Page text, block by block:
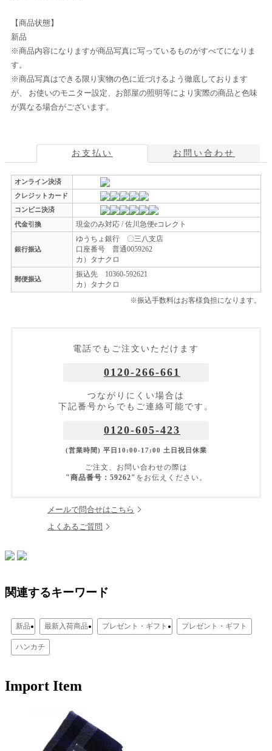
【商品状態】
新品
※商品内容になりますが商品写真に写っているものがすべてになりま
す。
※商品写真はできる限り実物の色に近づけるよう徹底しております
が、 お使いのモニター設定、お部屋の照明等により実際の商品と色味
が異なる場合がございます。
お支払い お問い合わせ
オンライン決済
クレジットカード
コンビニ決済
代金引換
現金のみ対応 / 佐川急便eコレクト
銀行振込
ゆうちょ銀行 〇三八支店
口座番号 普通0059262
カ）タナクロ
郵便振込
振込先 10360-592621
カ）タナクロ
※振込手数料はお客様負担になります。
電話でもご注文いただけます
0120-266-661
つながりにくい場合は
下記番号からでもご連絡可能です。
0120-605-423
(営業時間) 平日10:00-17:00 土日祝日休業
ご注文、お問い合わせの際は
"商品番号：59262" をお伝えください。
メールで問合せはこちら
よくあるご質問
関連するキーワード
新品 最新入荷商品 プレゼント・ギフト プレゼント・ギフト
ハンカチ
Import Item